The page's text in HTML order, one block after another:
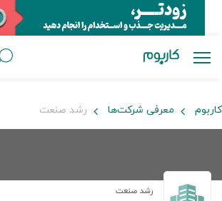
کاربوم معرفی شرکت‌ها رشد صنعت
رشد صنعت